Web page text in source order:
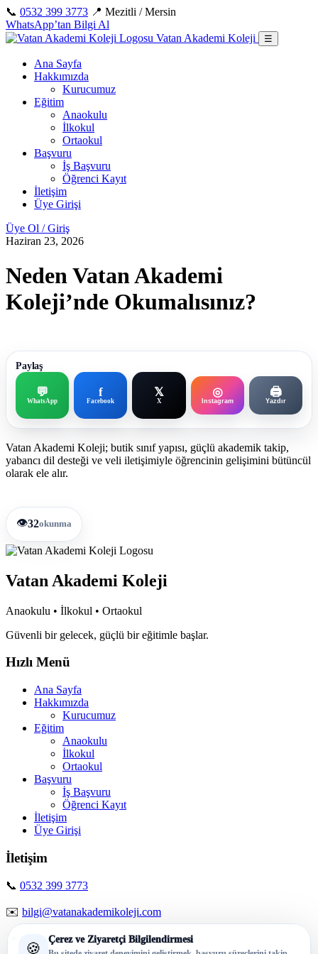
İçeriğe
geç
📞 0532 399 3773 📍 Mezitli / Mersin
WhatsApp’tan Bilgi Al
Vatan Akademi Koleji
☰
Ana Sayfa
Hakkımızda
Kurucumuz
Eğitim
Anaokulu
İlkokul
Ortaokul
Başvuru
İş Başvuru
Öğrenci Kayıt
İletişim
Üye Girişi
Üye Ol / Giriş
Haziran 23, 2026
Neden Vatan Akademi
Koleji’nde Okumalısınız?
Paylaş
💬
WhatsApp
f
Facebook
𝕏
X
◎
Instagram
🖨️
Yazdır
Vatan Akademi Koleji; butik sınıf yapısı, güçlü akademik takip,
yabancı dil desteği ve veli iletişimiyle öğrencinin gelişimini bütüncül
olarak ele alır.
👁️32okunma
Vatan Akademi Koleji
Anaokulu • İlkokul • Ortaokul
Güvenli bir gelecek, güçlü bir eğitimle başlar.
Hızlı Menü
Ana Sayfa
Hakkımızda
Kurucumuz
Eğitim
Anaokulu
İlkokul
Ortaokul
Başvuru
İş Başvuru
Öğrenci Kayıt
İletişim
Üye Girişi
İletişim
📞 0532 399 3773
✉️ bilgi@vatanakademikoleji.com
📍 Mezitli / Mersin
🍪
Çerez ve Ziyaretçi Bilgilendirmesi